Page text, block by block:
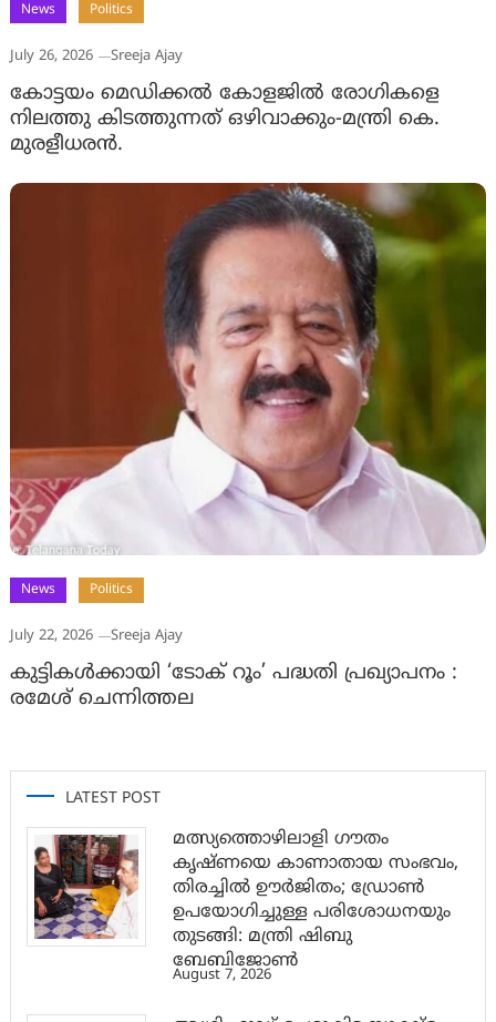
News Politics
July 26, 2026 Sreeja Ajay
കോട്ടയം മെഡിക്കല്‍ കോളജിൽ രോഗികളെ
നിലത്തു കിടത്തുന്നത് ഒഴിവാക്കും-മന്ത്രി കെ.
മുരളീധരന്‍.
News Politics
July 22, 2026 Sreeja Ajay
കുട്ടികൾക്കായി ‘ടോക് റൂം’ പദ്ധതി പ്രഖ്യാപനം :
രമേശ് ചെന്നിത്തല
LATEST POST
മത്സ്യത്തൊഴിലാളി ഗൗതം
കൃഷ്ണയെ കാണാതായ സംഭവം,
തിരച്ചിൽ ഊർജിതം; ഡ്രോണ്‍
ഉപയോഗിച്ചുള്ള പരിശോധനയും
തുടങ്ങി: മന്ത്രി ഷിബു
ബേബിജോണ്‍
August 7, 2026